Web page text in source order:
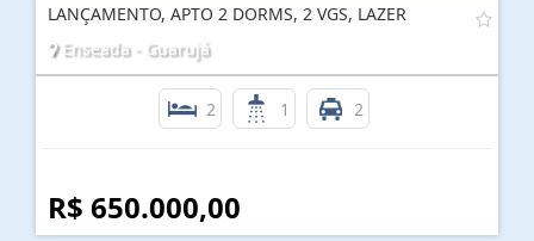
LANÇAMENTO, APTO 2 DORMS, 2 VGS, LAZER
Enseada - Guarujá
2 1 2
R$ 650.000,00